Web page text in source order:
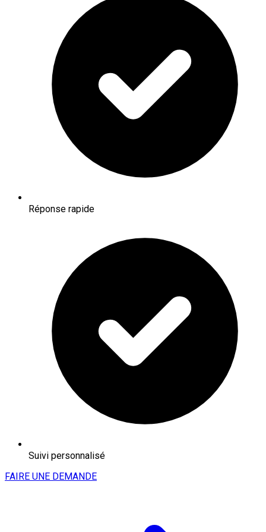
Réponse rapide
Suivi personnalisé
FAIRE UNE DEMANDE